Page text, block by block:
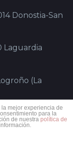
Donostia-San
Laguardia
(La
(Navarra)
mejor experiencia de
para la
de nuestra política de